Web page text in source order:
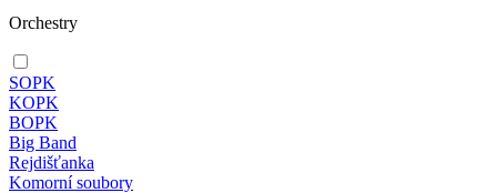
Orchestry
SOPK
KOPK
BOPK
Big Band
Rejdišťanka
Komorní soubory